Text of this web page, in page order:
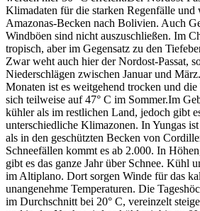
Klimadaten für die starken Regenfälle und
Amazonas-Becken nach Bolivien. Auch
Windböen sind nicht auszuschließen. Im
tropisch, aber im Gegensatz zu den
Zwar weht auch hier der Nordost-Passat,
Niederschlägen zwischen Januar und
Monaten ist es weitgehend trocken und die
sich teilweise auf 47° C im Sommer.Im
kühler als im restlichen Land, jedoch gibt
unterschiedliche Klimazonen. In Yungas
als in den geschützten Becken von
Schneefällen kommt es ab 2.000. In
gibt es das ganze Jahr über Schnee. Kühl
im Altiplano. Dort sorgen Winde für das
unangenehme Temperaturen. Die
im Durchschnitt bei 20° C, vereinzelt